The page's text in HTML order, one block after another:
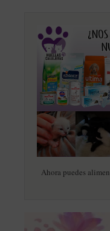
Ahora puedes